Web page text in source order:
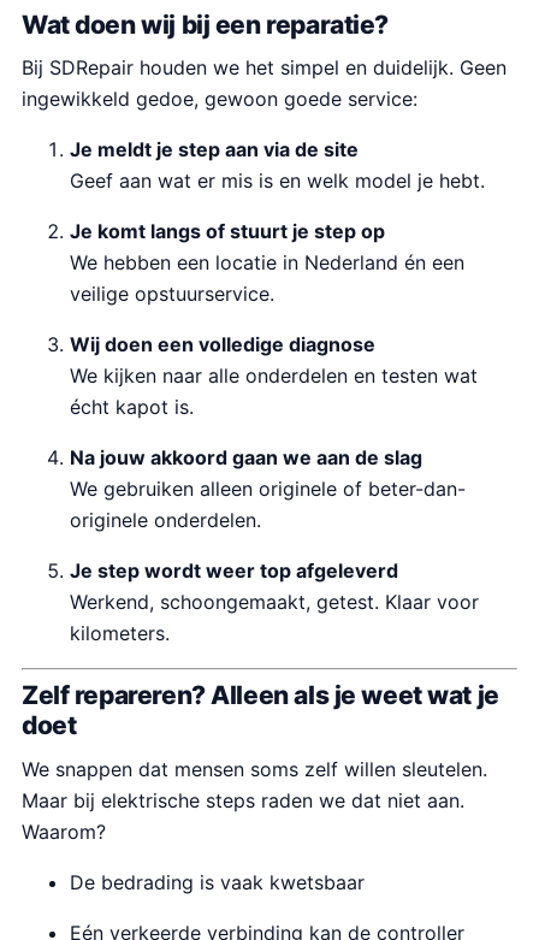
Wat doen wij bij een reparatie?
Bij SDRepair houden we het simpel en duidelijk. Geen
ingewikkeld gedoe, gewoon goede service:
Je meldt je step aan via de site
Geef aan wat er mis is en welk model je hebt.
Je komt langs of stuurt je step op
We hebben een locatie in Nederland én een
veilige opstuurservice.
Wij doen een volledige diagnose
We kijken naar alle onderdelen en testen wat
écht kapot is.
Na jouw akkoord gaan we aan de slag
We gebruiken alleen originele of beter-dan-
originele onderdelen.
Je step wordt weer top afgeleverd
Werkend, schoongemaakt, getest. Klaar voor
kilometers.
Zelf repareren? Alleen als je weet wat je
doet
We snappen dat mensen soms zelf willen sleutelen.
Maar bij elektrische steps raden we dat niet aan.
Waarom?
De bedrading is vaak kwetsbaar
Eén verkeerde verbinding kan de controller